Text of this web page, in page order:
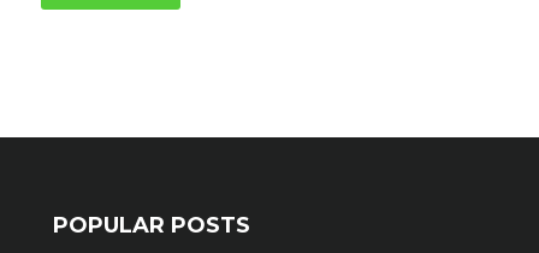
POPULAR POSTS